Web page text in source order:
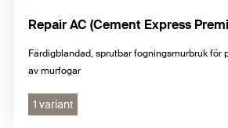
Repair AC (Cement Express
Färdigblandad, sprutbar fogningsmurbruk för
av murfogar
1 variant